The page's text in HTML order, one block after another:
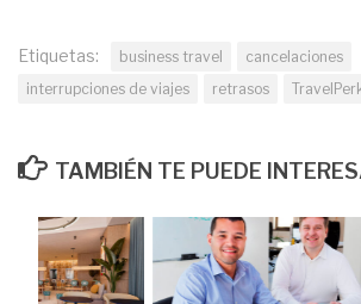
Etiquetas: business travel
cancelaciones
interrupciones de viajes
retrasos
TAMBIÉN TE PUEDE